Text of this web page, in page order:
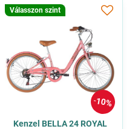
10%
Válasszon szint
Kenzel BELLA 24 ROYAL